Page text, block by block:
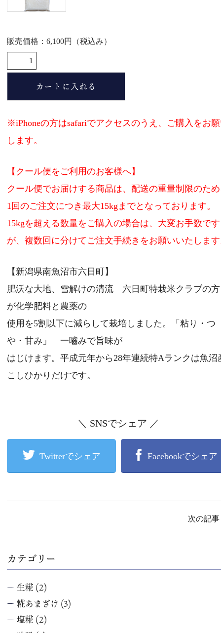
片山ポリシー
メディア掲載実績
お問い合わせ
プライバシーポリシー
カートをみる
販売価格：6,100円（税込み）
※iPhoneの方はsafariでアクセスのうえ、ご購入をお
します。
【クール便をご利用のお客様へ】
クール便でお届けする商品は、配送の重量制限のた
1回のご注文につき最大15kgまでとなっております。
15kgを超える数量をご購入の場合は、大変お手数です
が、複数回に分けてご注文手続きをお願いいたしま
【新潟県南魚沼市六日町】
肥沃な大地、雪解けの清流 六日町特栽米クラブの
が化学肥料と農薬の
使用を5割以下に減らして栽培しました。「粘り・つ
や・甘み」 一嚙みで旨味が
はじけます。平成元年から28年連続特Aランクは魚沼
こしひかりだけです。
＼ SNSでシェア ／
Twitterでシェア Facebookでシェア
次の記事
カテゴリー
生糀 (2)
糀あまざけ (3)
塩糀 (2)